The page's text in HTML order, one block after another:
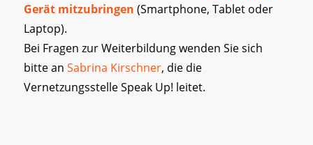
Gerät mitzubringen (Smartphone, Tablet oder
Laptop).
Bei Fragen zur Weiterbildung wenden Sie sich
bitte an Sabrina Kirschner, die die
Vernetzungsstelle Speak Up! leitet.